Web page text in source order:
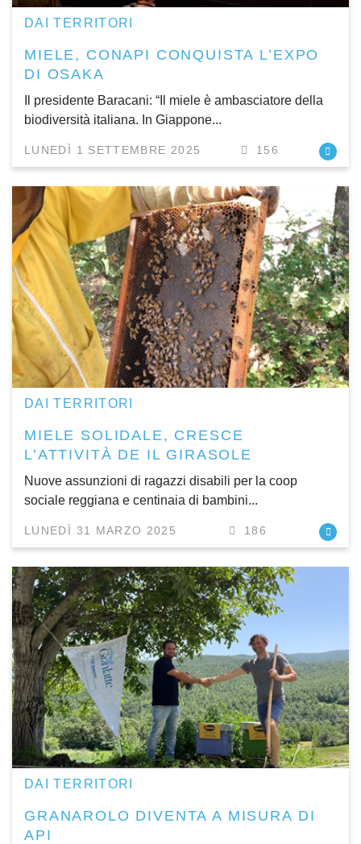
DAI TERRITORI
MIELE, CONAPI CONQUISTA L’EXPO
DI OSAKA
Il presidente Baracani: “Il miele è ambasciatore della
biodiversità italiana. In Giappone...
LUNEDÌ 1 SETTEMBRE 2025 156
DAI TERRITORI
MIELE SOLIDALE, CRESCE
L’ATTIVITÀ DE IL GIRASOLE
Nuove assunzioni di ragazzi disabili per la coop
sociale reggiana e centinaia di bambini...
LUNEDÌ 31 MARZO 2025 186
DAI TERRITORI
GRANAROLO DIVENTA A MISURA DI
API